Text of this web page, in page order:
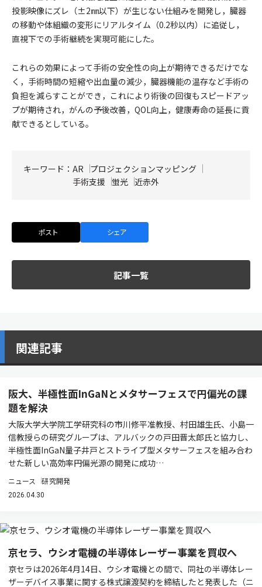
投影映像にズレ（±2㎜以下）が生じない仕組みを開発し，臓器
の移動や体組織の変形にリアルタイム（0.2秒以内）に追従し，
直視下での手術継続を実現可能にした。
これらの効果によって手術の安全性の向上が期待できるだけでな
く，手術時間の短縮や出血量の減少，臓器機能の温存など手術の
負担を減らすことができ，これにより術後の回復もスピードアッ
プが期待され，がんの予後改善，QOL向上，健康寿命の延長に貢
献できるとしている。
キーワード： AR
プロジェクションマッピング
手術支援
蛍光 近赤外
ポスト シェア
記事一覧
関連記事
阪大、半極性面InGaNとメタサーフェスで円偏光の課
題を解決
大阪大学大学院工学研究科の市川修平准教授、村田雄生氏、小島一
信教授らの研究グループは、アルバックの戸田晋太郎氏と協力し、
半極性面InGaN量子井戸とストライプ型メタサーフェスを組み合わ
せた新しい高効率円偏光源の開発に成功…
ニュース 研究開発
2026.04.30
京セラ、ウシオ電機の半導体レーザー事業を買収へ
京セラは2026年4月14日、ウシオ電機との間で、同社の半導体レー
ザーデバイス事業に関する株式譲渡契約を締結したと発表した（ニ